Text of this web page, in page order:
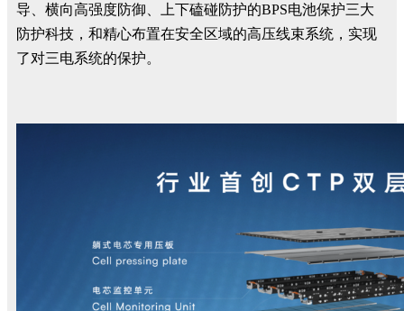
导、横向高强度防御、上下磕碰防护的BPS电池保护三大
防护科技，和精心布置在安全区域的高压线束系统，实现
了对三电系统的保护。